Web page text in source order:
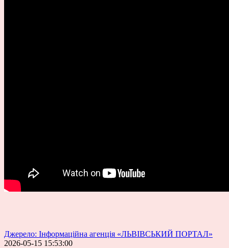
Джерело: Інформаційна агенція «ЛЬВІВСЬКИЙ ПОРТАЛ»
2026-05-15 15:53:00